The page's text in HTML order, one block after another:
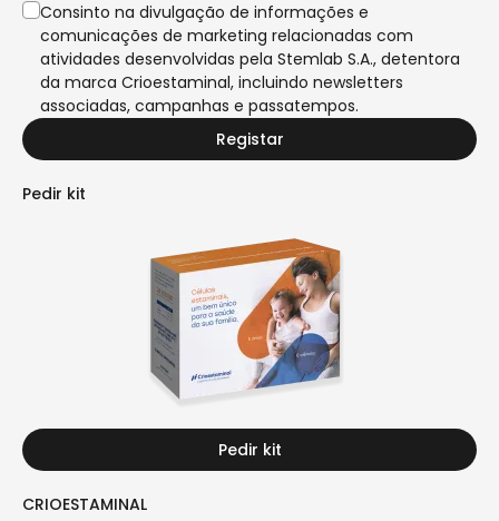
CRIOESTAMINAL
Pedir kit
Pedir kit
Consinto na divulgação de informações e
comunicações de marketing relacionadas com
atividades desenvolvidas pela Stemlab S.A., detentora
da marca Crioestaminal, incluindo newsletters
associadas, campanhas e passatempos.
Registar